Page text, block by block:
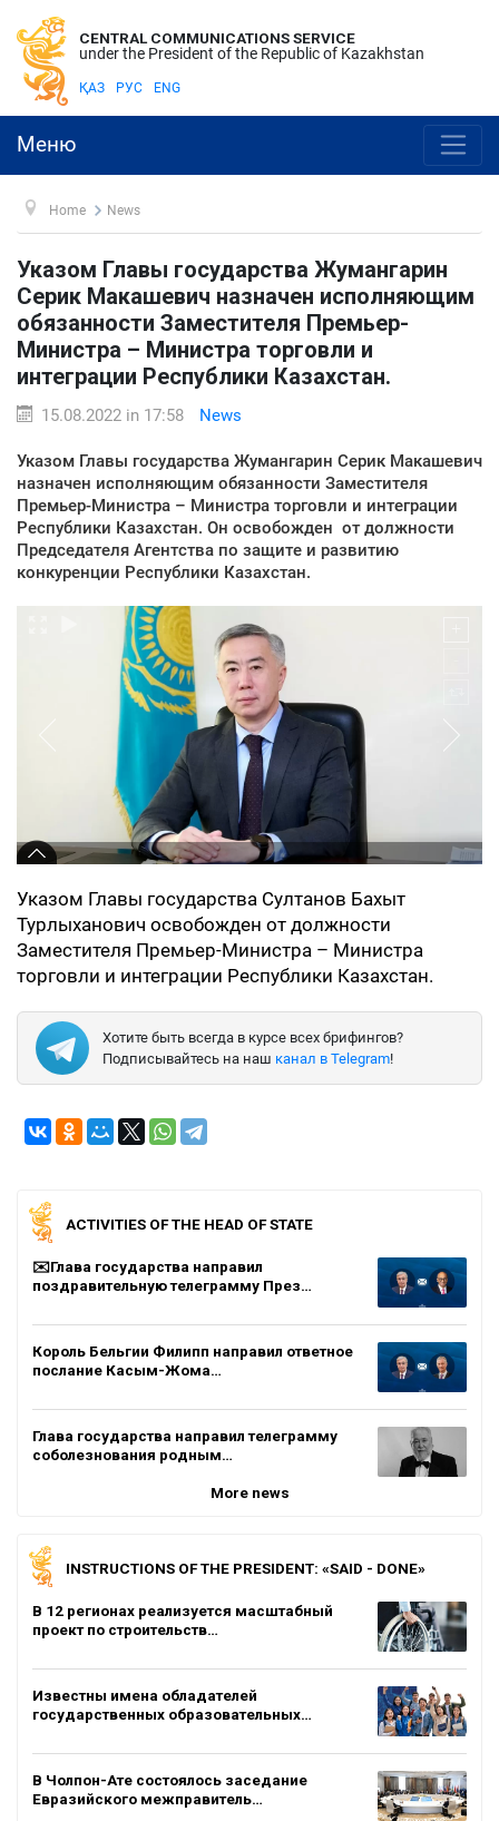
CENTRAL COMMUNICATIONS SERVICE
under the President of the Republic of Kazakhstan
ҚАЗ РУС ENG
Меню
Home News
Указом Главы государства Жумангарин
Серик Макашевич назначен исполняющим
обязанности Заместителя Премьер-
Министра – Министра торговли и
интеграции Республики Казахстан.
15.08.2022 in 17:58 News
Указом Главы государства Жумангарин Серик Макашевич
назначен исполняющим обязанности Заместителя
Премьер-Министра – Министра торговли и интеграции
Республики Казахстан. Он освобожден от должности
Председателя Агентства по защите и развитию
конкуренции Республики Казахстан.
Указом Главы государства Султанов Бахыт
Турлыханович освобожден от должности
Заместителя Премьер-Министра – Министра
торговли и интеграции Республики Казахстан.
Хотите быть всегда в курсе всех брифингов?
Подписывайтесь на наш канал в Telegram!
ACTIVITIES OF THE HEAD OF STATE
✉️Глава государства направил
поздравительную телеграмму През…
Король Бельгии Филипп направил ответное
послание Касым-Жома…
Глава государства направил телеграмму
соболезнования родным…
More news
INSTRUCTIONS OF THE PRESIDENT: «SAID - DONE»
В 12 регионах реализуется масштабный
проект по строительств…
Известны имена обладателей
государственных образовательных…
В Чолпон-Ате состоялось заседание
Евразийского межправитель…